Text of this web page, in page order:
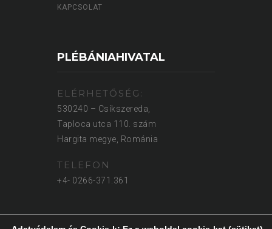
KAPCSOLAT
PLÉBÁNIAHIVATAL
ELÉRHETŐSÉG:
530240 – Csíkszereda,
Taploca utca 110. szám
Hargita megye, Románia
TELEFON
+4- 0266-371.361